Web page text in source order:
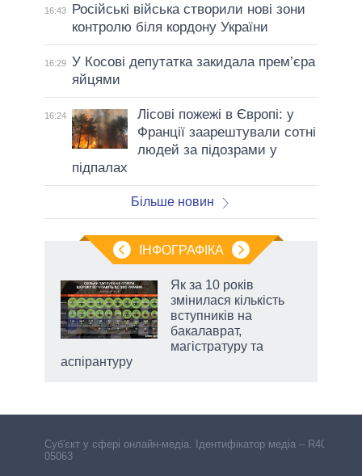
16:43
Російські війська створили нові зони
контролю біля кордону України
16:29 У Косові депутатка закидала прем’єра
яйцями
16:24
Лісові пожежі в Європі: у
Франції заарештували сотні
людей за підозрами у
підпалах
Більше новин
ІНФОГРАФІКА
Як за 10 років
змінилася кількість
вступників на
бакалаврат,
магістратуру та
аспірантуру
Cуб'єкт у сфері онлайн-медіа. Ідентифікатор медіа – R40-
05063